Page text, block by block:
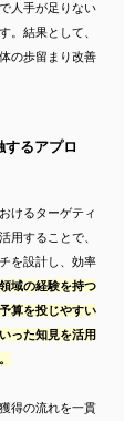
人手が足りない
。結果として、
の歩留まり改善
するアプロ
けるターゲティ
用することで、
を設計し、効率
域の経験を持つ
算を投じやすい
った知見を活用
得の流れを一貫